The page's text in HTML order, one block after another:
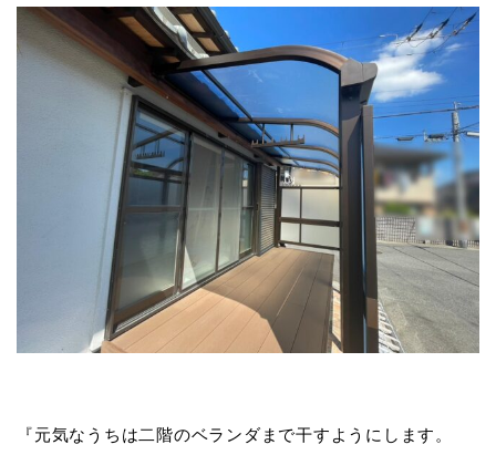
『元気なうちは二階のベランダまで干すようにします。